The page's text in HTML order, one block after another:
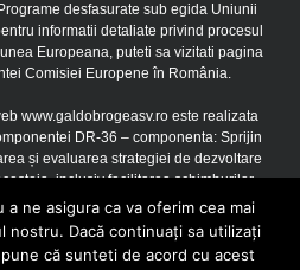
desfasurate sub egida Uniunii
informatii detaliate privind procesul
Europeana, puteti sa vizitati pagina
Comisiei Europene în România.
www.galdobrogeasv.ro este realizata
DR-36 – componenta: Sprijin
și evaluarea strategiei de dezvoltare
inclusiv facilitarea schimburilor
prin Uniunea Europeana si Guvernul
PAC 2023 – 2027, Acord de finantare
cu o valoare de 669.047,00
3601F210021621400251/16.10.2024,
ne asigura ca va oferim cea mai
nostru. Dacă continuați sa utilizați
că sunteti de acord cu acest